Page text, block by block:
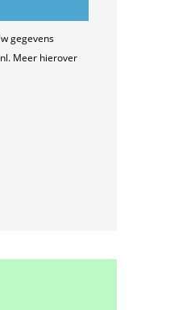
gegevens
Meer hierover